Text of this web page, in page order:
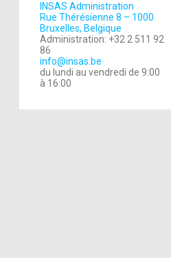
INSAS Administration
Rue Thérésienne 8 – 1000
Bruxelles, Belgique
Administration: +32 2 511 92
86
info@insas.be
du lundi au vendredi de 9:00
à 16:00